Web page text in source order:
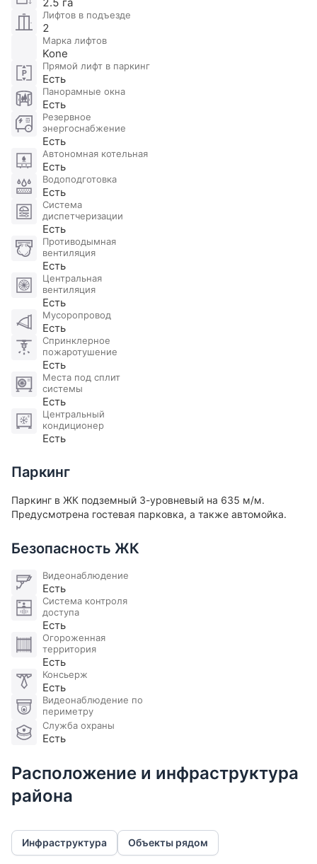
градусов. Удобная транспортная доступность и
развитая инфраструктура района. В шаговой
доступности пруд, лесопарковая зона, ТРЦ РИО,
химчистка, фитнес-зал, магазины и
рестораны.Участник ассоциации AREA.
Санузел с окном, с душем и ванной
Тренажерный зал
Спальня
Комната для персонала
Санузел
Только с душем
Лифтов в подъезде
2
Марка лифтов
Kone
Прямой лифт в паркинг
Есть
Панорамные окна
Есть
Резервное
энергоснабжение
Есть
Автономная котельная
Есть
Водоподготовка
Есть
Система
диспетчеризации
Есть
Противодымная
вентиляция
Есть
Центральная
вентиляция
Есть
Мусоропровод
Есть
Спринклерное
пожаротушение
Есть
Места под сплит
системы
Есть
Центральный
кондиционер
Есть
Паркинг
Паркинг в ЖК подземный 3-уровневый на 635 м/м.
Предусмотрена гостевая парковка, а также автомойка.
Безопасность ЖК
Видеонаблюдение
Есть
Система контроля
доступа
Есть
Огороженная
территория
Есть
Консьерж
Есть
Видеонаблюдение по
периметру
Служба охраны
Есть
Расположение и инфраструктура
района
Инфраструктура Объекты рядом